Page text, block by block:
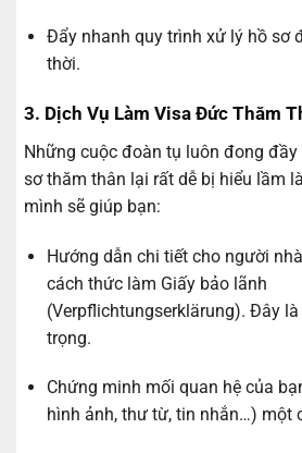
Đẩy nhanh quy trình xử lý hồ sơ
thời.
3. Dịch Vụ Làm Visa Đức Thăm
Những cuộc đoàn tụ luôn đong
sơ thăm thân lại rất dễ bị hiểu lầm
mình sẽ giúp bạn:
Hướng dẫn chi tiết cho người
cách thức làm Giấy bảo lãnh
(Verpflichtungserklärung). Đây
trọng.
Chứng minh mối quan hệ của
hình ảnh, thư từ, tin nhắn…) một